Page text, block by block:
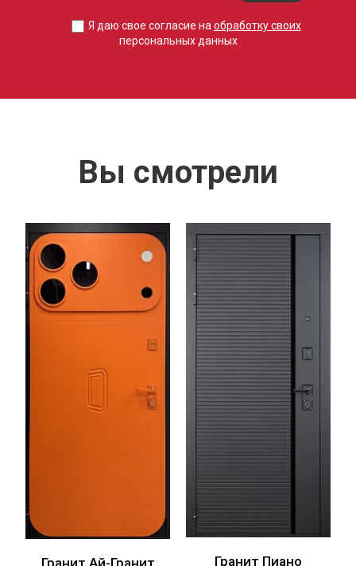
Я даю свое согласие на обработку своих
персональных данных
Вы смотрели
Гранит Пиано